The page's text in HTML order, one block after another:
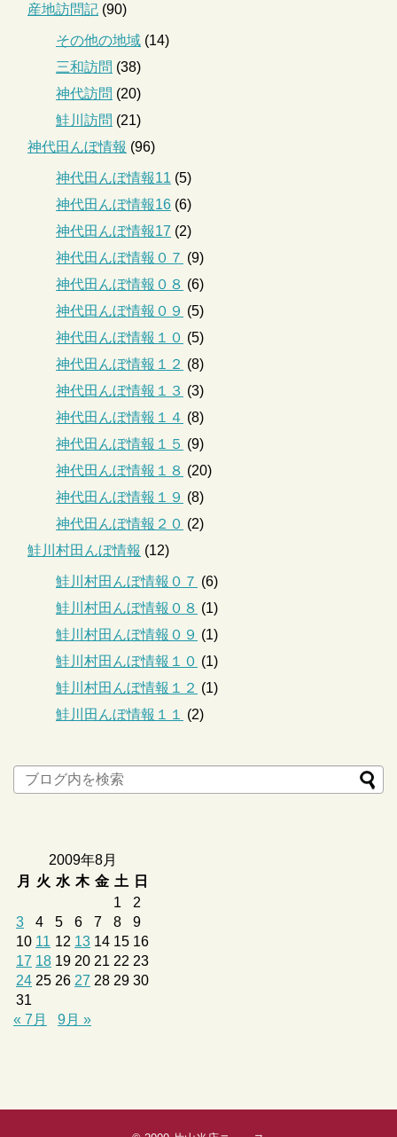
産地訪問記 (90)
その他の地域 (14)
三和訪問 (38)
神代訪問 (20)
鮭川訪問 (21)
神代田んぼ情報 (96)
神代田んぼ情報11 (5)
神代田んぼ情報16 (6)
神代田んぼ情報17 (2)
神代田んぼ情報０７ (9)
神代田んぼ情報０８ (6)
神代田んぼ情報０９ (5)
神代田んぼ情報１０ (5)
神代田んぼ情報１２ (8)
神代田んぼ情報１３ (3)
神代田んぼ情報１４ (8)
神代田んぼ情報１５ (9)
神代田んぼ情報１８ (20)
神代田んぼ情報１９ (8)
神代田んぼ情報２０ (2)
鮭川村田んぼ情報 (12)
鮭川村田んぼ情報０７ (6)
鮭川村田んぼ情報０８ (1)
鮭川村田んぼ情報０９ (1)
鮭川村田んぼ情報１０ (1)
鮭川村田んぼ情報１２ (1)
鮭川田んぼ情報１１
(2)
2009年8月
月
火 水 木 金 土
日
1
2
3
4 5 6 7 8
9
10 11 12 13 14 15 16
17 18 19 20 21 22 23
24 25 26 27 28 29 30
31
« 7月
9月 »